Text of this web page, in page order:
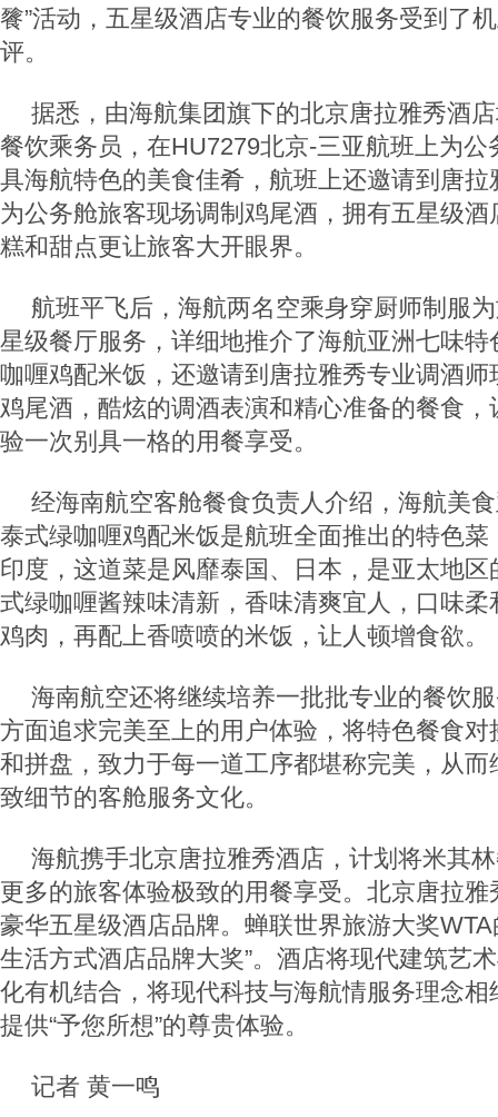
餮”活动，五星级酒店专业的餐饮服务受到了
评。
据悉，由海航集团旗下的北京唐拉雅秀酒
餐饮乘务员，在HU7279北京-三亚航班上为
具海航特色的美食佳肴，航班上还邀请到唐
为公务舱旅客现场调制鸡尾酒，拥有五星级
糕和甜点更让旅客大开眼界。
航班平飞后，海航两名空乘身穿厨师制服
星级餐厅服务，详细地推介了海航亚洲七味
咖喱鸡配米饭，还邀请到唐拉雅秀专业调酒
鸡尾酒，酷炫的调酒表演和精心准备的餐食
验一次别具一格的用餐享受。
经海南航空客舱餐食负责人介绍，海航美
泰式绿咖喱鸡配米饭是航班全面推出的特色
印度，这道菜是风靡泰国、日本，是亚太地
式绿咖喱酱辣味清新，香味清爽宜人，口味
鸡肉，再配上香喷喷的米饭，让人顿增食欲。
海南航空还将继续培养一批批专业的餐饮
方面追求完美至上的用户体验，将特色餐食
和拼盘，致力于每一道工序都堪称完美，从
致细节的客舱服务文化。
海航携手北京唐拉雅秀酒店，计划将米其
更多的旅客体验极致的用餐享受。北京唐拉
豪华五星级酒店品牌。蝉联世界旅游大奖
生活方式酒店品牌大奖”。酒店将现代建筑艺
化有机结合，将现代科技与海航情服务理念
提供“予您所想”的尊贵体验。
记者 黄一鸣